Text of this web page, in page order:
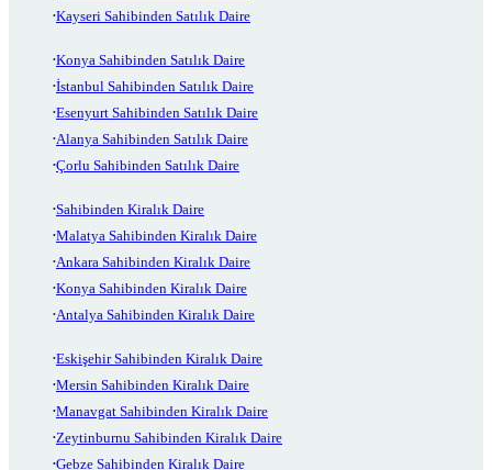
Kayseri Sahibinden Satılık Daire
Konya Sahibinden Satılık Daire
İstanbul Sahibinden Satılık Daire
Esenyurt Sahibinden Satılık Daire
Alanya Sahibinden Satılık Daire
Çorlu Sahibinden Satılık Daire
Sahibinden Kiralık Daire
Malatya Sahibinden Kiralık Daire
Ankara Sahibinden Kiralık Daire
Konya Sahibinden Kiralık Daire
Antalya Sahibinden Kiralık Daire
Eskişehir Sahibinden Kiralık Daire
Mersin Sahibinden Kiralık Daire
Manavgat Sahibinden Kiralık Daire
Zeytinburnu Sahibinden Kiralık Daire
Gebze Sahibinden Kiralık Daire